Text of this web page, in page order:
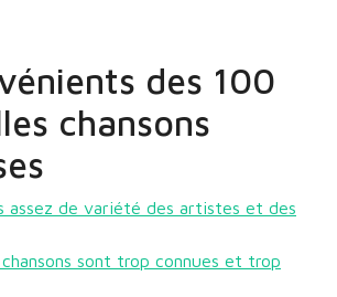
des 100
chansons
assez de variété des artistes et des
sont trop connues et trop